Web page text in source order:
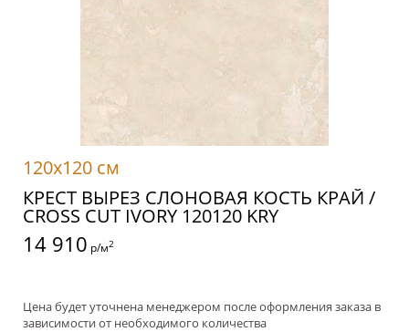
120x120 см
КРЕСТ ВЫРЕЗ СЛОНОВАЯ КОСТЬ КРАЙ /
CROSS CUT IVORY 120120 KRY
14 910 р/м2
Цена будет уточнена менеджером после оформления заказа в
зависимости от необходимого количества